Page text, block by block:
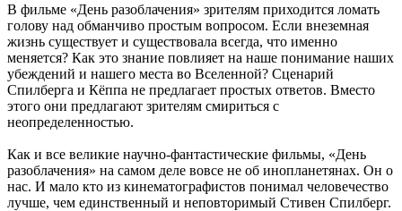
В фильме «День разоблачения» зрителям приходится ломать
голову над обманчиво простым вопросом. Если внеземная
жизнь существует и существовала всегда, что именно
меняется? Как это знание повлияет на наше понимание наших
убеждений и нашего места во Вселенной? Сценарий
Спилберга и Кёппа не предлагает простых ответов. Вместо
этого они предлагают зрителям смириться с
неопределенностью.
Как и все великие научно-фантастические фильмы, «День
разоблачения» на самом деле вовсе не об инопланетянах. Он о
нас. И мало кто из кинематографистов понимал человечество
лучше, чем единственный и неповторимый Стивен Спилберг.